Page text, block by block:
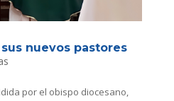
nuevos pastores
por el obispo diocesano,